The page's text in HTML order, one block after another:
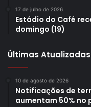
17 de julho de 2026
Estádio do Café
domingo (19)
Últimas Atualizadas
10 de agosto de 2026
Notificações de
aumentam 50% no